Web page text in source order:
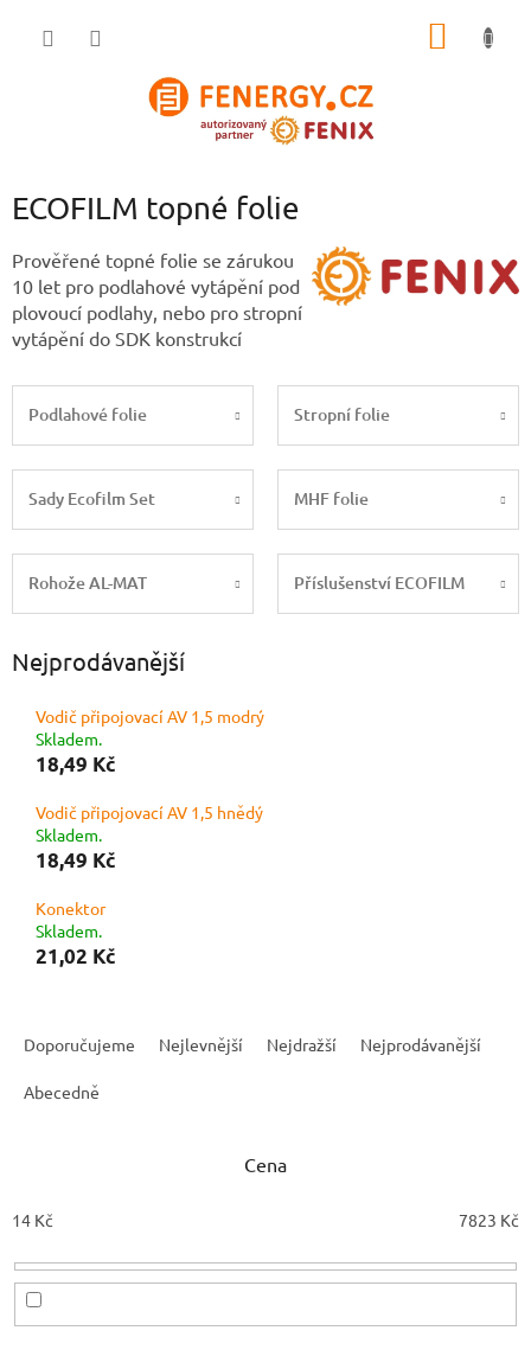
ECOFILM topné folie
Prověřené topné folie se zárukou
10 let pro podlahové vytápění pod
plovoucí podlahy, nebo pro stropní
vytápění do SDK konstrukcí
Podlahové folie Stropní folie
Sady Ecofilm Set MHF folie
Rohože AL-MAT Příslušenství ECOFILM
Nejprodávanější
Vodič připojovací AV 1,5 modrý
Skladem.
18,49 Kč
Vodič připojovací AV 1,5 hnědý
Skladem.
18,49 Kč
Konektor
Skladem.
21,02 Kč
o
u
t
Doporučujeme Nejlevnější Nejdražší Nejprodávanější
Abecedně
Cena
14 Kč 7823 Kč